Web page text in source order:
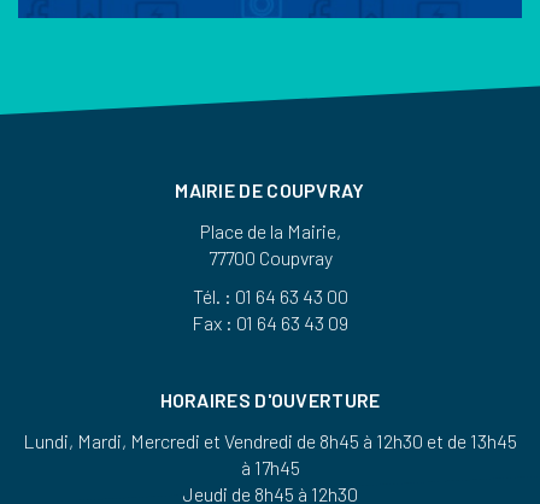
MAIRIE DE COUPVRAY
Place de la Mairie,
77700 Coupvray
Tél. : 01 64 63 43 00
Fax : 01 64 63 43 09
HORAIRES D'OUVERTURE
Lundi, Mardi, Mercredi et Vendredi de 8h45 à 12h30 et de 13h45
à 17h45
Jeudi de 8h45 à 12h30